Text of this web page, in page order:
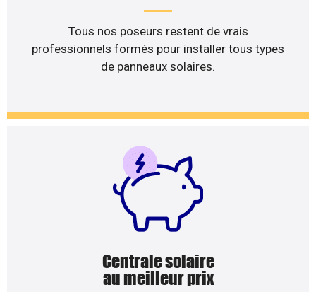
Tous nos poseurs restent de vrais
professionnels formés pour installer tous types
de panneaux solaires.
Centrale solaire
au meilleur prix